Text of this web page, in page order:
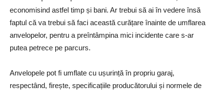
economisind astfel timp și bani. Ar trebui să ai în vedere însă
faptul că va trebui să faci această curățare înainte de umflarea
anvelopelor, pentru a preîntâmpina mici incidente care s-ar
putea petrece pe parcurs.
Anvelopele pot fi umflate cu ușurință în propriu garaj,
respectând, firește, specificațiile producătorului și normele de